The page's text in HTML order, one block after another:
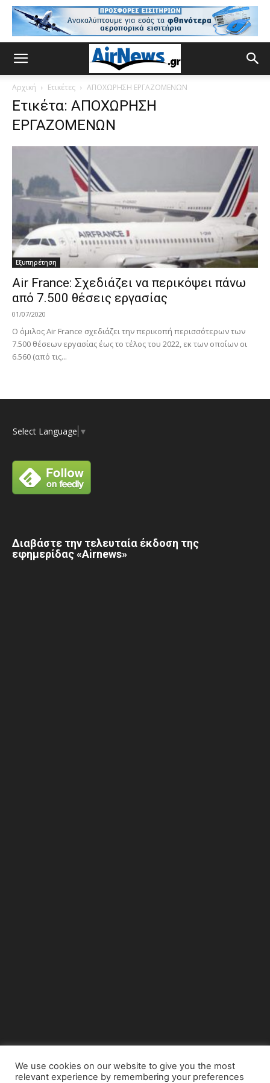
Αρχική Ετικέτες ΑΠΟΧΩΡΗΣΗ ΕΡΓΑΖΟΜΕΝΩΝ
Ετικέτα: ΑΠΟΧΩΡΗΣΗ
ΕΡΓΑΖΟΜΕΝΩΝ
Εξυπηρέτηση
Air France: Σχεδιάζει να περικόψει πάνω
από 7.500 θέσεις εργασίας
01/07/2020
Ο όμιλος Air France σχεδιάζει την περικοπή περισσότερων των
7.500 θέσεων εργασίας έως το τέλος του 2022, εκ των οποίων οι
6.560 (από τις...
Select Language ▼
Διαβάστε την τελευταία έκδοση της
εφημερίδας «Airnews»
We use cookies on our website to give you the most
relevant experience by remembering your preferences